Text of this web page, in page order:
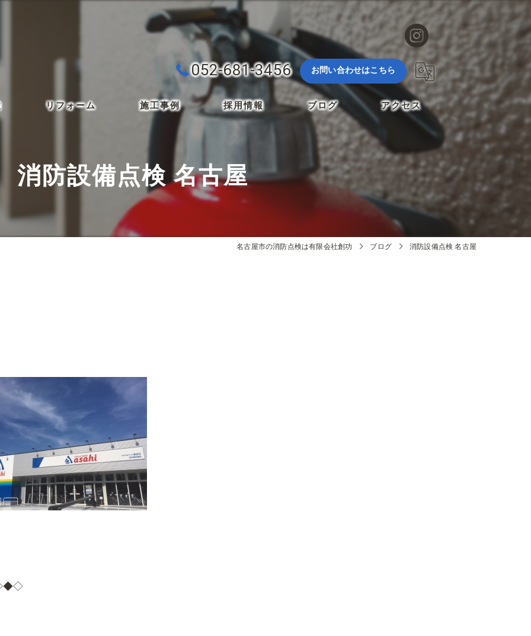
052-681-3456 お問い合わせはこちら
リフォーム 施工事例 採用情報 ブログ アクセス
消防設備点検 名古屋
名古屋市の消防点検は有限会社創功 ブログ 消防設備点検 名古屋